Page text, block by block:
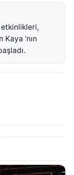
etkinlikleri,
’nın